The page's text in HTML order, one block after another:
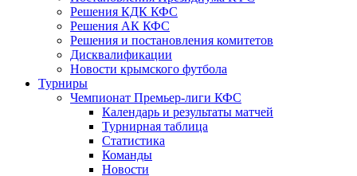
Решения КДК КФС
Решения АК КФС
Решения и постановления комитетов
Дисквалификации
Новости крымского футбола
Турниры
Чемпионат Премьер-лиги КФС
Календарь и результаты матчей
Турнирная таблица
Статистика
Команды
Новости